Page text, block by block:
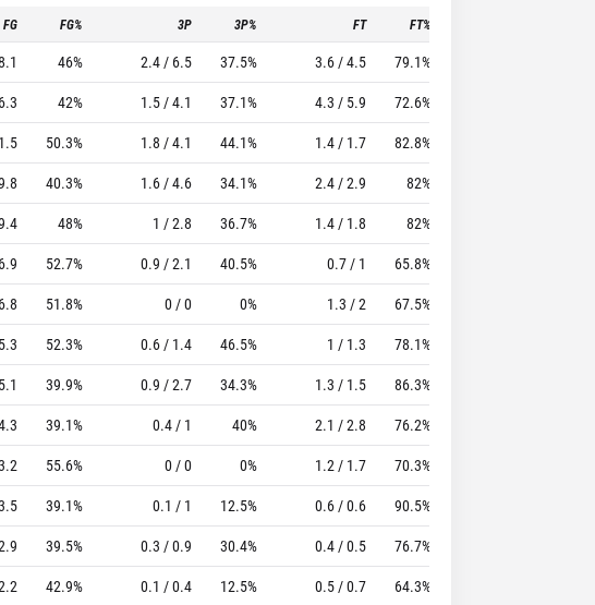
FG FG% 3P 3P% FT FT%
46% 2.4 / 6.5 37.5% 3.6 / 4.5 79.1%
42% 1.5 / 4.1 37.1% 4.3 / 5.9 72.6%
50.3% 1.8 / 4.1 44.1% 1.4 / 1.7 82.8%
40.3% 1.6 / 4.6 34.1% 2.4 / 2.9 82%
48% 1 / 2.8 36.7% 1.4 / 1.8 82%
52.7% 0.9 / 2.1 40.5% 0.7 / 1 65.8%
51.8% 0 / 0 0% 1.3 / 2 67.5%
52.3% 0.6 / 1.4 46.5% 1 / 1.3 78.1%
39.9% 0.9 / 2.7 34.3% 1.3 / 1.5 86.3%
39.1% 0.4 / 1 40% 2.1 / 2.8 76.2%
55.6% 0 / 0 0% 1.2 / 1.7 70.3%
39.1% 0.1 / 1 12.5% 0.6 / 0.6 90.5%
39.5% 0.3 / 0.9 30.4% 0.4 / 0.5 76.7%
42.9% 0.1 / 0.4 12.5% 0.5 / 0.7 64.3%